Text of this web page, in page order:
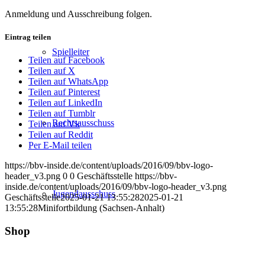
Spielleiter
Rechtsausschuss
Jugendausschuss
Anmeldung und Ausschreibung folgen.
Eintrag teilen
Teilen auf Facebook
Teilen auf X
Teilen auf WhatsApp
Teilen auf Pinterest
Teilen auf LinkedIn
Teilen auf Tumblr
Teilen auf Vk
Teilen auf Reddit
Per E-Mail teilen
https://bbv-inside.de/content/uploads/2016/09/bbv-logo-
header_v3.png 0 0 Geschäftsstelle https://bbv-
inside.de/content/uploads/2016/09/bbv-logo-header_v3.png
Geschäftsstelle2025-01-21 13:55:282025-01-21
13:55:28Minifortbildung (Sachsen-Anhalt)
Shop